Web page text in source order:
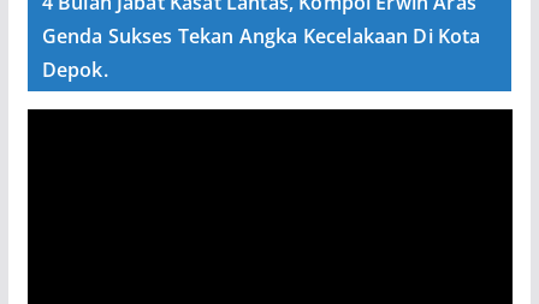
Genda Sukses Tekan Angka Kecelakaan Di Kota
Depok.